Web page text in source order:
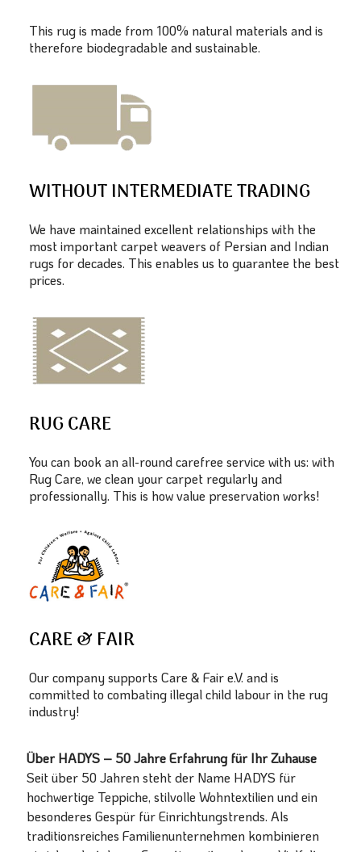
This rug is made from 100% natural materials and is
therefore biodegradable and sustainable.
WITHOUT INTERMEDIATE TRADING
We have maintained excellent relationships with the
most important carpet weavers of Persian and Indian
rugs for decades. This enables us to guarantee the best
prices.
RUG CARE
You can book an all-round carefree service with us: with
Rug Care, we clean your carpet regularly and
professionally. This is how value preservation works!
CARE & FAIR
Our company supports Care & Fair e.V. and is
committed to combating illegal child labour in the rug
industry!
Über HADYS – 50 Jahre Erfahrung für Ihr Zuhause
Seit über 50 Jahren steht der Name HADYS für
hochwertige Teppiche, stilvolle Wohntextilien und ein
besonderes Gespür für Einrichtungstrends. Als
traditionsreiches Familienunternehmen kombinieren